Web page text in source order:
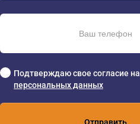
Подтверждаю свое согласие на
персональных данных